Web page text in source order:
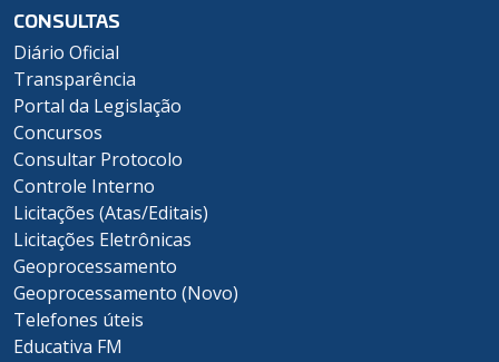
CONSULTAS
Diário Oficial
Transparência
Portal da Legislação
Concursos
Consultar Protocolo
Controle Interno
Licitações (Atas/Editais)
Licitações Eletrônicas
Geoprocessamento
Geoprocessamento (Novo)
Telefones úteis
Educativa FM